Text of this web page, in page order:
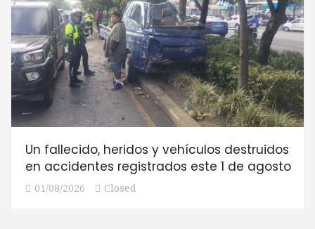
Un fallecido, heridos y vehículos destruidos
en accidentes registrados este 1 de agosto
01/08/2026 Closed